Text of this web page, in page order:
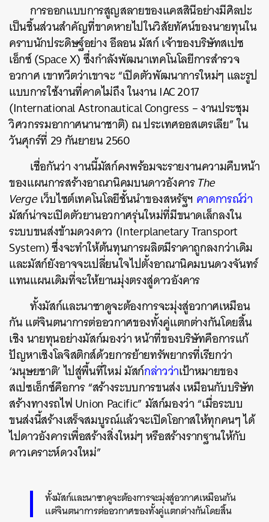
การออกแบบการสูญสลายของแคสสินีอย่างมีศิลปะ
เป็นชิ้นส่วนสำคัญที่ขาดหายไปในวิสัยทัศน์ของนายทุนใน
คราบนักประดิษฐ์อย่าง อีลอน มัสก์ เจ้าของบริษัทสเปซ
เอ็กซ์ (Space X) ซึ่งกำลังพัฒนาเทคโนโลยีการสำรวจ
อวกาศ เขาทวีตว่าเขาจะ “เปิดตัวพัฒนาการใหม่ๆ และรูป
แบบการใช้งานที่คาดไม่ถึง ในงาน IAC 2017
(International Astronautical Congress – งานประชุม
วิศวกรรมอากาศนานาชาติ) ณ ประเทศออสเตรเลีย” ใน
วันศุกร์ที่ 29 กันยายน 2560
เชื่อกันว่า งานนี้มัสก์คงพร้อมจะรายงานความคืบหน้า
ของแผนการสร้างอาณานิคมบนดาวอังคารThe
Vergeเว็บไซต์เทคโนโลยีชั้นนำของสหรัฐฯ คาดการณ์ว่า
มัสก์น่าจะเปิดตัวยานอวกาศรุ่นใหม่ที่มีขนาดเล็กลงใน
ระบบขนส่งข้ามดวงดาว (Interplanetary Transport
System) ซึ่งจะทำให้ต้นทุนการผลิตมีราคาถูกลงกว่าเดิม
และมัสก์ยังอาจจะเปลี่ยนใจไปตั้งอาณานิคมบนดวงจันทร์
แทนแผนเดิมที่จะให้ยานมุ่งตรงสู่ดาวอังคาร
ทั้งมัสก์และนาซาดูจะต้องการจะมุ่งสู่อวกาศเหมือน
กัน แต่จินตนาการต่ออวกาศของทั้งคู่แตกต่างกันโดยสิ้น
เชิง นายทุนอย่างมัสก์มองว่า หน้าที่ของบริษัทคือการแก้
ปัญหาเชิงโลจิสติกส์ด้วยการย้ายทรัพยากรที่เรียกว่า
‘มนุษยชาติ’ ไปสู่พื้นที่ใหม่ มัสก์กล่าวว่าเป้าหมายของ
สเปซเอ็กซ์คือการ “สร้างระบบการขนส่ง เหมือนกับบริษัท
สร้างทางรถไฟ Union Pacific” มัสก์มองว่า “เมื่อระบบ
ขนส่งนี้สร้างเสร็จสมบูรณ์แล้วจะเปิดโอกาสให้ทุกคนๆ ได้
ไปดาวอังคารเพื่อสร้างสิ่งใหม่ๆ หรือสร้างรากฐานให้กับ
ดาวเคราะห์ดวงใหม่”
ทั้งมัสก์และนาซาดูจะต้องการจะมุ่งสู่อวกาศเหมือนกัน
แต่จินตนาการต่ออวกาศของทั้งคู่แตกต่างกันโดยสิ้น